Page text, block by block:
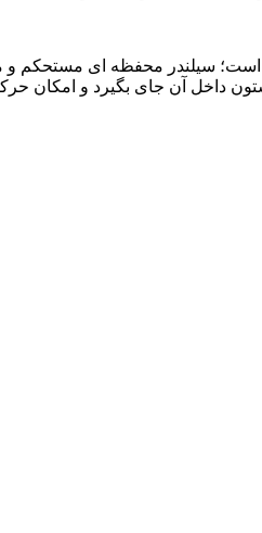
است؛ سیلندر محفظه ای
داخل آن جای بگیرد و امکان